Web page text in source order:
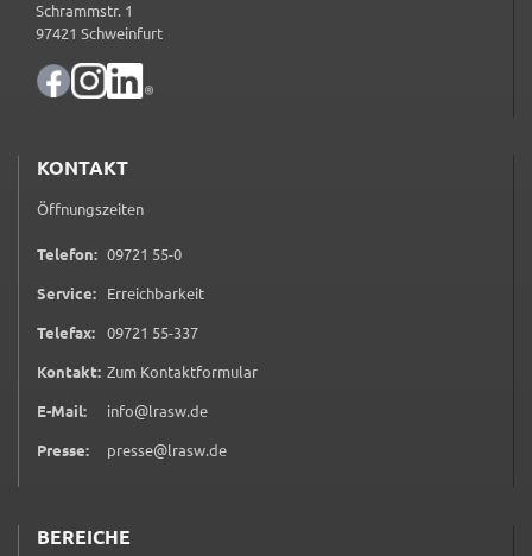
Schrammstr. 1
97421 Schweinfurt
KONTAKT
Öffnungszeiten
Telefon: 09721 55-00 9 7 2 1 5 5 0
Service: Erreichbarkeit
Telefax: 09721 55-3370 9 7 2 1 5 5 3 3 7
Kontakt: Zum Kontaktformular(öffnet in neuem Tab)
E-Mail:
info@lrasw.de
Presse:
presse@lrasw.de
BEREICHE